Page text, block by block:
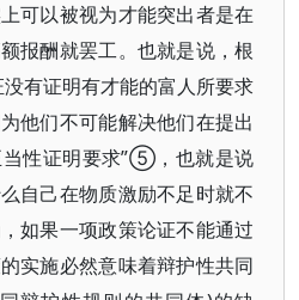
可以被视为才能突出者是在
报酬就罢工。也就是说，根
有证明有才能的富人所要求
他们不可能解决他们在提出
性证明要求”⑤，也就是说
自己在物质激励不足时就不
如果一项政策论证不能通过
实施必然意味着辩护性共同